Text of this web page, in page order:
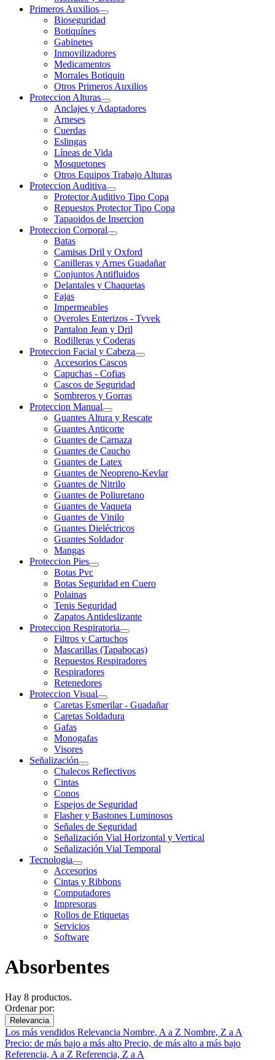
Primeros Auxilios
Bioseguridad
Botiquínes
Gabinetes
Inmovilizadores
Medicamentos
Morrales Botiquin
Otros Primeros Auxilios
Proteccion Alturas
Anclajes y Adaptadores
Arneses
Cuerdas
Eslingas
Líneas de Vida
Mosquetones
Otros Equipos Trabajo Alturas
Proteccion Auditiva
Protector Auditivo Tipo Copa
Repuestos Protector Tipo Copa
Tapaoidos de Insercion
Proteccion Corporal
Batas
Camisas Dril y Oxford
Canilleras y Arnes Guadañar
Conjuntos Antifluidos
Delantales y Chaquetas
Fajas
Impermeables
Overoles Enterizos - Tyvek
Pantalon Jean y Dril
Rodilleras y Coderas
Proteccion Facial y Cabeza
Accesorios Cascos
Capuchas - Cofias
Cascos de Seguridad
Sombreros y Gorras
Proteccion Manual
Guantes Altura y Rescate
Guantes Anticorte
Guantes de Carnaza
Guantes de Caucho
Guantes de Latex
Guantes de Neopreno-Kevlar
Guantes de Nitrilo
Guantes de Poliuretano
Guantes de Vaqueta
Guantes de Vinilo
Guantes Dieléctricos
Guantes Soldador
Mangas
Proteccion Pies
Botas Pvc
Botas Seguridad en Cuero
Polainas
Tenis Seguridad
Zapatos Antideslizante
Proteccion Respiratoria
Filtros y Cartuchos
Mascarillas (Tapabocas)
Repuestos Respiradores
Respiradores
Retenedores
Proteccion Visual
Caretas Esmerilar - Guadañar
Caretas Soldadura
Gafas
Monogafas
Visores
Señalización
Chalecos Reflectivos
Cintas
Conos
Espejos de Seguridad
Flasher y Bastones Luminosos
Señales de Seguridad
Señalización Vial Horizontal y Vertical
Señalización Vial Temporal
Tecnologia
Accesorios
Cintas y Ribbons
Computadores
Impresoras
Rollos de Etiquetas
Servicios
Software
Absorbentes
Hay 8 productos.
Ordenar por:
Relevancia
Los más vendidos Relevancia Nombre, A a Z Nombre, Z a A
Precio: de más bajo a más alto Precio, de más alto a más bajo
Referencia, A a Z Referencia, Z a A